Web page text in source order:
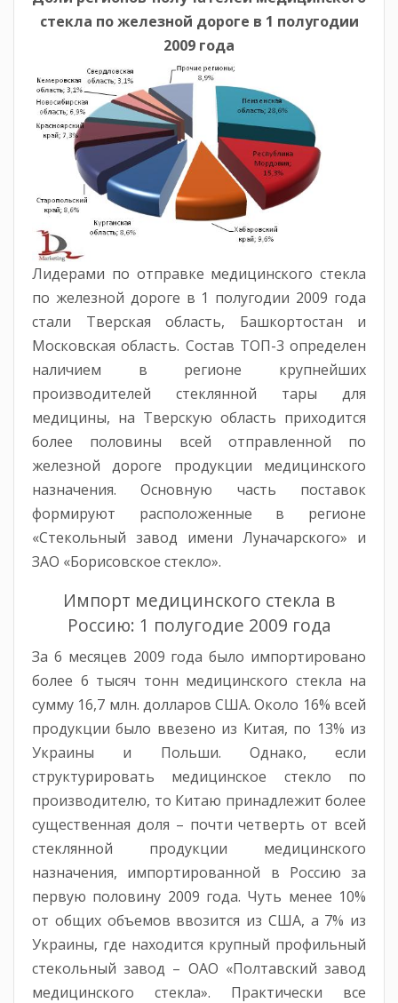
стекла по железной дороге в 1 полугодии
2009 года
Лидерами по отправке медицинского стекла
по железной дороге в 1 полугодии 2009 года
стали Тверская область, Башкортостан и
Московская область. Состав ТОП-3 определен
наличием в регионе крупнейших
производителей стеклянной тары для
медицины, на Тверскую область приходится
более половины всей отправленной по
железной дороге продукции медицинского
назначения. Основную часть поставок
формируют расположенные в регионе
«Стекольный завод имени Луначарского» и
ЗАО «Борисовское стекло».
Импорт медицинского стекла в
Россию: 1 полугодие 2009 года
За 6 месяцев 2009 года было импортировано
более 6 тысяч тонн медицинского стекла на
сумму 16,7 млн. долларов США. Около 16% всей
продукции было ввезено из Китая, по 13% из
Украины и Польши. Однако, если
структурировать медицинское стекло по
производителю, то Китаю принадлежит более
существенная доля – почти четверть от всей
стеклянной продукции медицинского
назначения, импортированной в Россию за
первую половину 2009 года. Чуть менее 10%
от общих объемов ввозится из США, а 7% из
Украины, где находится крупный профильный
стекольный завод – ОАО «Полтавский завод
медицинского стекла». Практически все